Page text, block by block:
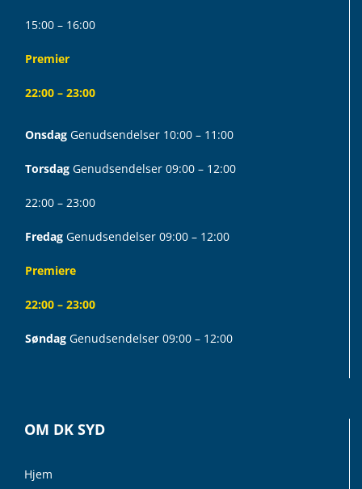
15:00 – 16:00
Premier
22:00 – 23:00
Onsdag Genudsendelser 10:00 – 11:00
Torsdag Genudsendelser 09:00 – 12:00
22:00 – 23:00
Fredag Genudsendelser 09:00 – 12:00
Premiere
22:00 – 23:00
Søndag Genudsendelser 09:00 – 12:00
OM DK SYD
Hjem